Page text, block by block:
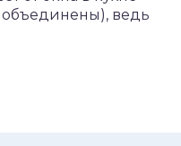
объединены), ведь